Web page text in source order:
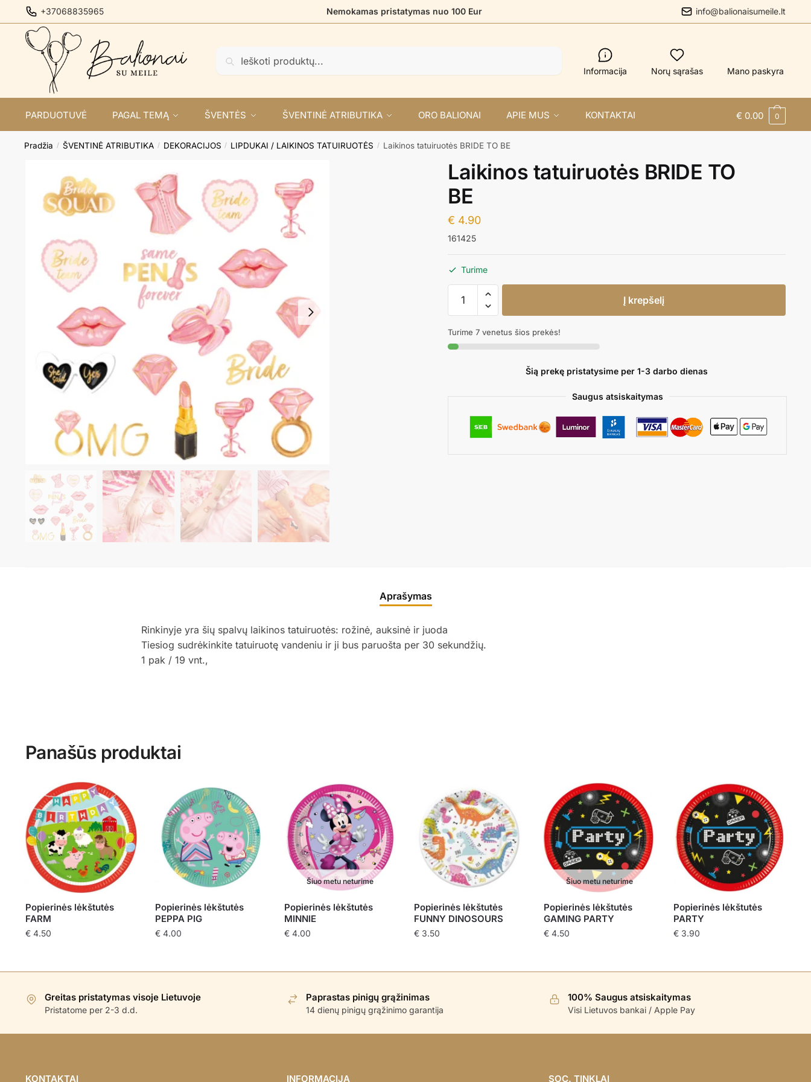
to
navigation
to
content
+37068835965 Nemokamas pristatymas nuo 100 Eur info@balionaisumeile.lt
Informacija Norų sąrašas Mano paskyra
PARDUOTUVĖ PAGAL TEMĄ ŠVENTĖS ŠVENTINĖ ATRIBUTIKA ORO BALIONAI APIE MUS KONTAKTAI € 0.00 0
Pradžia / ŠVENTINĖ ATRIBUTIKA / DEKORACIJOS / LIPDUKAI / LAIKINOS TATUIRUOTĖS / Laikinos tatuiruotės BRIDE TO BE
Laikinos tatuiruotės BRIDE TO
BE
€ 4.90
161425
Turime
produkto
kiekis:
tatuiruotės
BRIDE
Į krepšelį
Turime 7 venetus šios prekės!
Šią prekę pristatysime per 1-3 darbo dienas
Saugus atsiskaitymas
Aprašymas
Rinkinyje yra šių spalvų laikinos tatuiruotės: rožinė, auksinė ir juoda
Tiesiog sudrėkinkite tatuiruotę vandeniu ir ji bus paruošta per 30 sekundžių.
1 pak / 19 vnt.,
Panašūs produktai
Popierinės lėkštutės
FARM
€4.50
Popierinės lėkštutės
PEPPA PIG
€4.00
Šiuo metu neturime
Popierinės lėkštutės
MINNIE
€ 4.00
Popierinės lėkštutės
FUNNY DINOSOURS
€ 3.50
Šiuo metu neturime
Popierinės lėkštutės
GAMING PARTY
€ 4.50
Popierinės lėkštutės
PARTY
€3.90
Greitas pristatymas visoje Lietuvoje
Pristatome per 2-3 d.d.
Paprastas pinigų grąžinimas
14 dienų pinigų grąžinimo garantija
100% Saugus atsiskaitymas
Visi Lietuvos bankai / Apple Pay
KONTAKTAI INFORMACIJA SOC. TINKLAI